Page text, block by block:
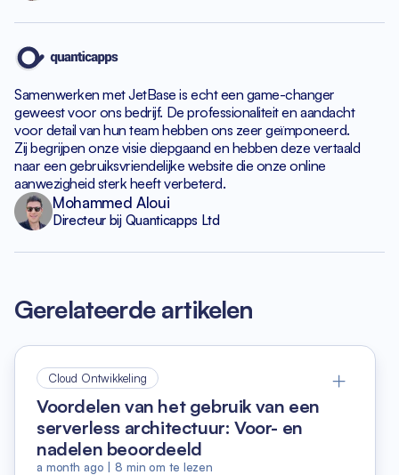
Samenwerken met JetBase is echt een game-changer
geweestvoor ons bedrijf. De professionaliteit en aandacht
voor detail van hun team hebben ons zeer geïmponeerd.
Zij begrijpen onze visie diepgaand en hebben deze vertaald
naar een gebruiksvriendelijke website die onzeonline
aanwezigheid sterk heeft verbeterd.
Mohammed Aloui
Directeur bij Quanticapps Ltd
Gerelateerde artikelen
Cloud Ontwikkeling
Voordelen van het gebruik van een
serverless architectuur: Voor- en
nadelen beoordeeld
a month ago |8 min om te lezen